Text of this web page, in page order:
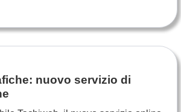
nuovo servizio di